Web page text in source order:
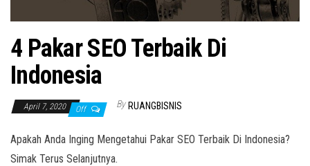
4 Pakar SEO Terbaik Di
Indonesia
April 7, 2020 Off By RUANGBISNIS
Apakah Anda Inging Mengetahui Pakar SEO Terbaik Di Indonesia?
Simak Terus Selanjutnya.